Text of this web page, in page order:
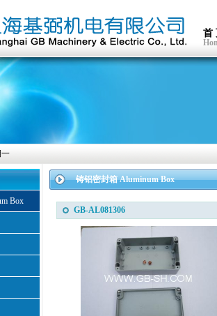
首
一
Box
铸铝密封箱 Aluminum Box
GB-AL081306